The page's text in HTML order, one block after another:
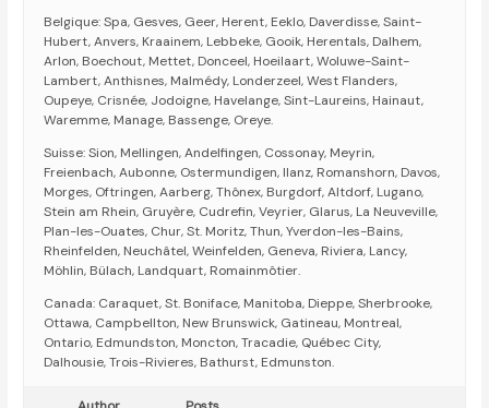
Belgique: Spa, Gesves, Geer, Herent, Eeklo, Daverdisse, Saint-
Hubert, Anvers, Kraainem, Lebbeke, Gooik, Herentals, Dalhem,
Arlon, Boechout, Mettet, Donceel, Hoeilaart, Woluwe-Saint-
Lambert, Anthisnes, Malmédy, Londerzeel, West Flanders,
Oupeye, Crisnée, Jodoigne, Havelange, Sint-Laureins, Hainaut,
Waremme, Manage, Bassenge, Oreye.
Suisse: Sion, Mellingen, Andelfingen, Cossonay, Meyrin,
Freienbach, Aubonne, Ostermundigen, Ilanz, Romanshorn, Davos,
Morges, Oftringen, Aarberg, Thônex, Burgdorf, Altdorf, Lugano,
Stein am Rhein, Gruyère, Cudrefin, Veyrier, Glarus, La Neuveville,
Plan-les-Ouates, Chur, St. Moritz, Thun, Yverdon-les-Bains,
Rheinfelden, Neuchâtel, Weinfelden, Geneva, Riviera, Lancy,
Möhlin, Bülach, Landquart, Romainmôtier.
Canada: Caraquet, St. Boniface, Manitoba, Dieppe, Sherbrooke,
Ottawa, Campbellton, New Brunswick, Gatineau, Montreal,
Ontario, Edmundston, Moncton, Tracadie, Québec City,
Dalhousie, Trois-Rivieres, Bathurst, Edmunston.